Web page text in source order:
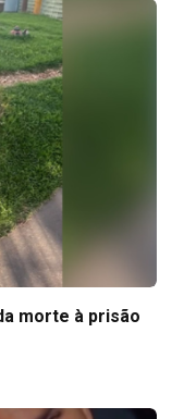
morte à prisão